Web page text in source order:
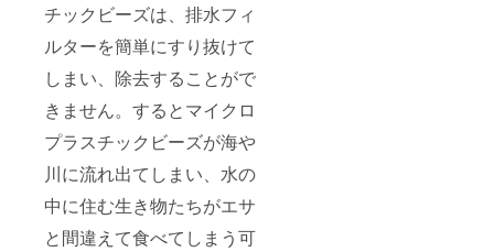
チックビーズは、排水フィ
ルターを簡単にすり抜けて
しまい、除去することがで
きません。するとマイクロ
プラスチックビーズが海や
川に流れ出てしまい、水の
中に住む生き物たちがエサ
と間違えて食べてしまう可